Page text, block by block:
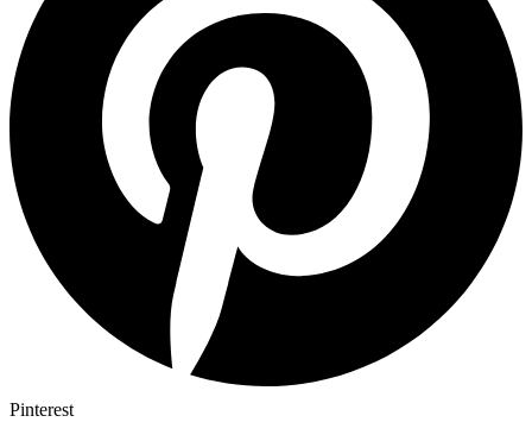
Pinterest